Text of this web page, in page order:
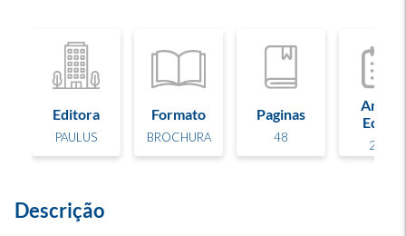
Editora
PAULUS
Formato
BROCHURA
Paginas
48
Ano de
Edição
2010
Descrição